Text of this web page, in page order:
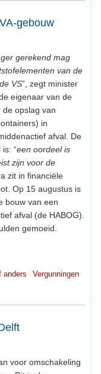
gebouw
gerekend mag
van de
VS”, zegt minister
eigenaar van de
opslag van
in
afval. De
“een oordeel is
zijn voor de
zit in financiële
Op 15 augustus is
bouw van een
afval (de HABOG).
gemoeid.
anders Vergunningen
voor omschakeling